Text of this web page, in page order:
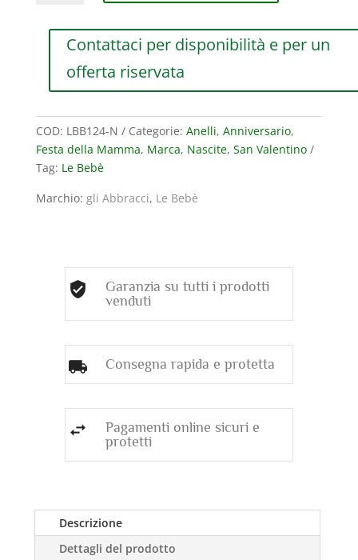
BIMBA
CON
DIAMANTI
(ct.0,02)
quantità
Contattaci per disponibilità e per un
offerta riservata
COD: LBB124-N Categorie: Anelli, Anniversario,
Festa della Mamma, Marca, Nascite, San Valentino
Tag: Le Bebè
Marchio: gli Abbracci, Le Bebè
Garanzia su tutti i prodotti
venduti
Consegna rapida e protetta
Pagamenti online sicuri e
protetti
Descrizione
Dettagli del prodotto